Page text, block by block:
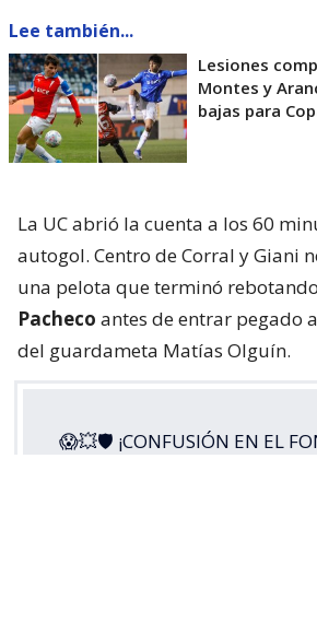
Lee también...
Lesiones
Montes y
bajas para
La UC abrió la cuenta a los 60
autogol. Centro de Corral y Giani
una pelota que terminó
Pacheco antes de entrar pegado
del guardameta Matías Olguín.
😱💥🛡 ¡CONFUSIÓN EN EL